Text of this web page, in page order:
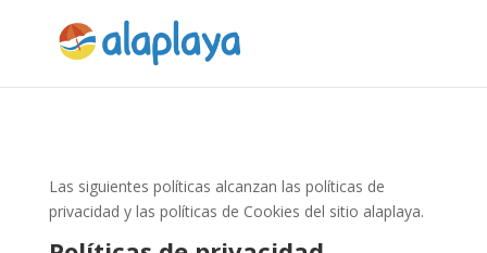
Las siguientes políticas alcanzan las políticas de
privacidad y las políticas de Cookies del sitio alaplaya.